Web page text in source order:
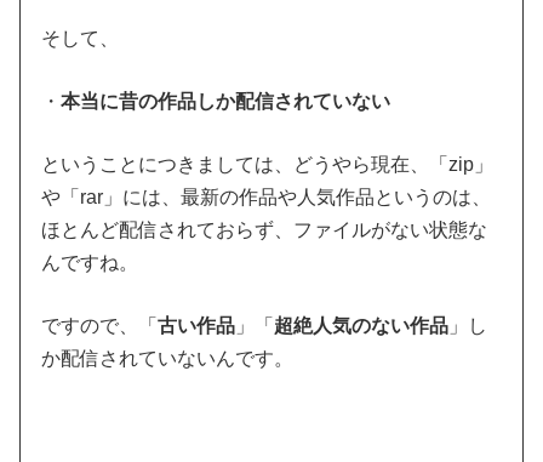
そして、
・本当に昔の作品しか配信されていない
ということにつきましては、どうやら現在、「zip」
や「rar」には、最新の作品や人気作品というのは、
ほとんど配信されておらず、ファイルがない状態な
んですね。
ですので、「古い作品 」「 超絶人気のない作品 」し
か配信されていないんです。